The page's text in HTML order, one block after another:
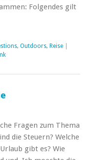
Folgendes gilt
, Outdoors, Reise
Fragen zum Thema
die Steuern? Welche
gibt es? Wie